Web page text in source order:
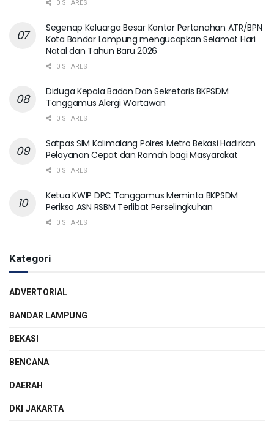
0 SHARES
Segenap Keluarga Besar Kantor Pertanahan ATR/BPN
Kota Bandar Lampung mengucapkan Selamat Hari
Natal dan Tahun Baru 2026
0 SHARES
Diduga Kepala Badan Dan Sekretaris BKPSDM
Tanggamus Alergi Wartawan
0 SHARES
Satpas SIM Kalimalang Polres Metro Bekasi Hadirkan
Pelayanan Cepat dan Ramah bagi Masyarakat
0 SHARES
Ketua KWIP DPC Tanggamus Meminta BKPSDM
Periksa ASN RSBM Terlibat Perselingkuhan
0 SHARES
Kategori
ADVERTORIAL
BANDAR LAMPUNG
BEKASI
BENCANA
DAERAH
DKI JAKARTA